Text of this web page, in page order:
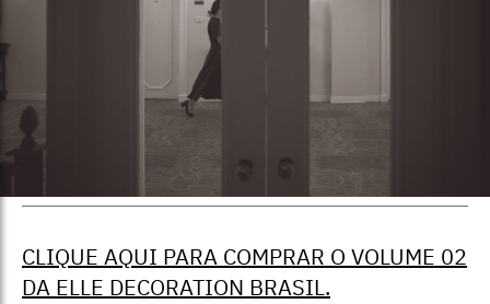
CLIQUE AQUI PARA COMPRAR O VOLUME 02
DA ELLE DECORATION BRASIL.